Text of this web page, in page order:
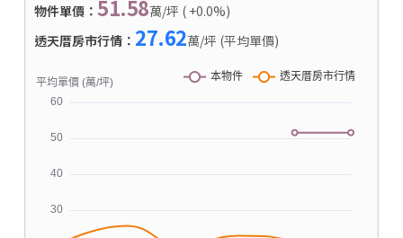
物件單價： 51.58萬/坪 ( +0.0%)
透天厝房市行情： 27.62萬/坪 (平均單價)